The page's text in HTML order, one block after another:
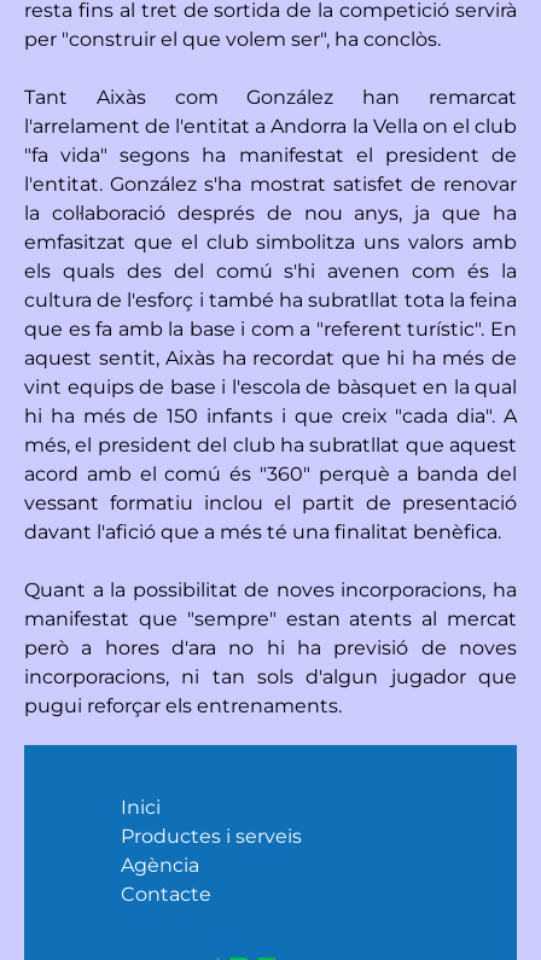
resta fins al tret de sortida de la competició servirà
per "construir el que volem ser", ha conclòs.
Tant Aixàs com González han remarcat
l'arrelament de l'entitat a Andorra la Vella on el club
"fa vida" segons ha manifestat el president de
l'entitat. González s'ha mostrat satisfet de renovar
la col·laboració després de nou anys, ja que ha
emfasitzat que el club simbolitza uns valors amb
els quals des del comú s'hi avenen com és la
cultura de l'esforç i també ha subratllat tota la feina
que es fa amb la base i com a "referent turístic". En
aquest sentit, Aixàs ha recordat que hi ha més de
vint equips de base i l'escola de bàsquet en la qual
hi ha més de 150 infants i que creix "cada dia". A
més, el president del club ha subratllat que aquest
acord amb el comú és "360" perquè a banda del
vessant formatiu inclou el partit de presentació
davant l'afició que a més té una finalitat benèfica.
Quant a la possibilitat de noves incorporacions, ha
manifestat que "sempre" estan atents al mercat
però a hores d'ara no hi ha previsió de noves
incorporacions, ni tan sols d'algun jugador que
pugui reforçar els entrenaments.
Inici
Productes i serveis
Agència
Contacte